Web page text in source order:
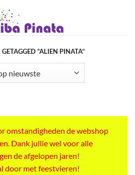
“ALIEN PINATA”
omstandigheden de webshop
Dank jullie wel voor alle
de afgelopen jaren!
door met feestvieren!